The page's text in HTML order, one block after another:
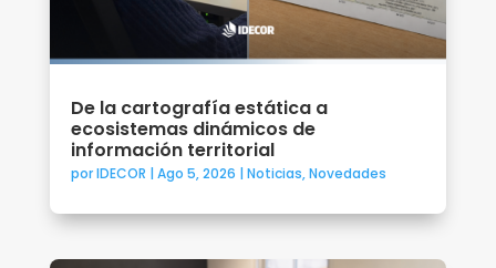
De la cartografía estática a
ecosistemas dinámicos de
información territorial
porIDECOR | Ago 5, 2026 | Noticias,Novedades